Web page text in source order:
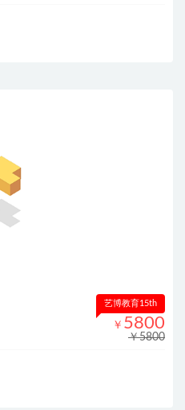
艺博教育15th
￥ 5800
￥5800